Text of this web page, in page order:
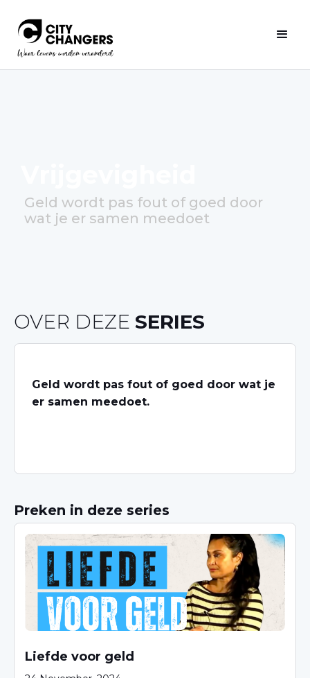
Geld wordt pas fout of goed door
wat je er samen meedoet
OVER DEZE SERIES
Geld wordt pas fout of goed door wat je
er samen meedoet.
Preken in deze series
Liefde voor geld